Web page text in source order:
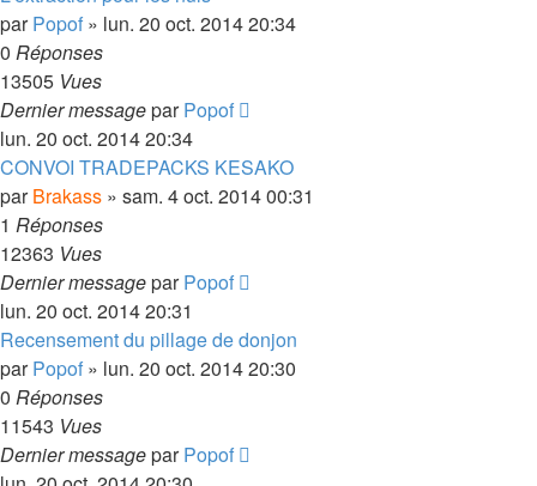
parPopof » lun. 20 oct. 2014 20:34
0 Réponses
13505 Vues
Dernier messageparPopof
lun. 20 oct. 2014 20:34
CONVOI TRADEPACKS KESAKO
parBrakass » sam. 4 oct. 2014 00:31
1 Réponses
12363 Vues
Dernier messageparPopof
lun. 20 oct. 2014 20:31
Recensement du pillage de donjon
parPopof » lun. 20 oct. 2014 20:30
0 Réponses
11543 Vues
Dernier messageparPopof